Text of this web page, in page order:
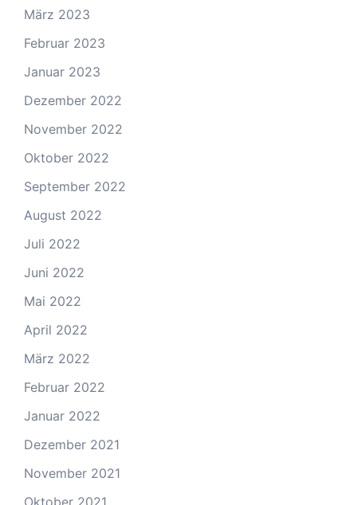
März 2023
Februar 2023
Januar 2023
Dezember 2022
November 2022
Oktober 2022
September 2022
August 2022
Juli 2022
Juni 2022
Mai 2022
April 2022
März 2022
Februar 2022
Januar 2022
Dezember 2021
November 2021
Oktober 2021